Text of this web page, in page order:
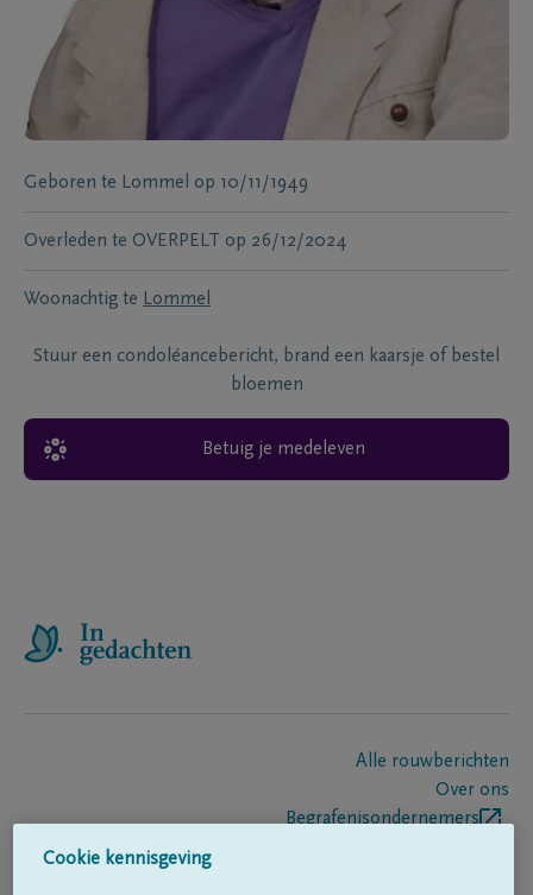
Geboren te Lommel op 10/11/1949
Overleden te OVERPELT op 26/12/2024
Woonachtig te Lommel
Stuur een condoléancebericht, brand een kaarsje of bestel
bloemen
Betuig je medeleven
Alle rouwberichten
Over ons
Begrafenisondernemers
Cookie kennisgeving